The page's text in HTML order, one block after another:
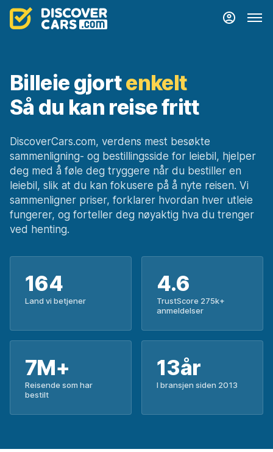
Billeie gjortenkelt
Så du kan reise fritt
DiscoverCars.com, verdens mest besøkte
sammenligning- og bestillingsside for leiebil, hjelper
deg med å føle deg tryggere når du bestiller en
leiebil, slik at du kan fokusere på å nyte reisen. Vi
sammenligner priser, forklarer hvordan hver utleie
fungerer, og forteller deg nøyaktig hva du trenger
ved henting.
164
Land vi betjener
4.6
TrustScore 275k+
anmeldelser
7M+
Reisende som har
bestilt
13år
I bransjen siden 2013